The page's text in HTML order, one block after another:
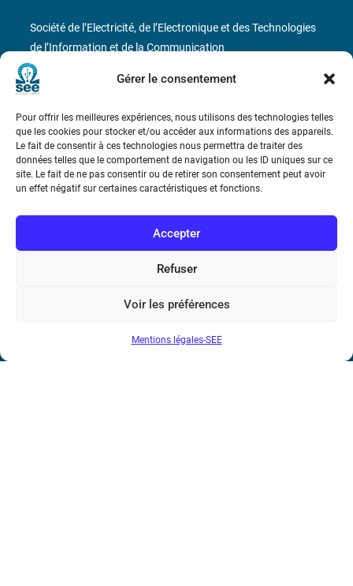
Gérer le consentement
Pour offrir les meilleures expériences, nous utilisons des technologies telles
que les cookies pour stocker et/ou accéder aux informations des appareils.
Le fait de consentir à ces technologies nous permettra de traiter des
données telles que le comportement de navigation ou les ID uniques sur ce
site. Le fait de ne pas consentir ou de retirer son consentement peut avoir
un effet négatif sur certaines caractéristiques et fonctions.
Accepter
Refuser
Voir les préférences
Mentions légales-SEE
Bicentenaire des découvertes d’André-
Conditions Générales de Vente
Société de l’Electricité, de l’Electronique et des Technologies
de l’Information et de la Communication
17 rue de l’Amiral Hamelin 75116 Paris
Métro : « Boissière » Ligne 6 et « Iéna » Ligne 9
Téléphone : (+33) 1 56 90 37 17
N° de SIREN : 785 393 232, Code APE : 9412Z TVA intra-